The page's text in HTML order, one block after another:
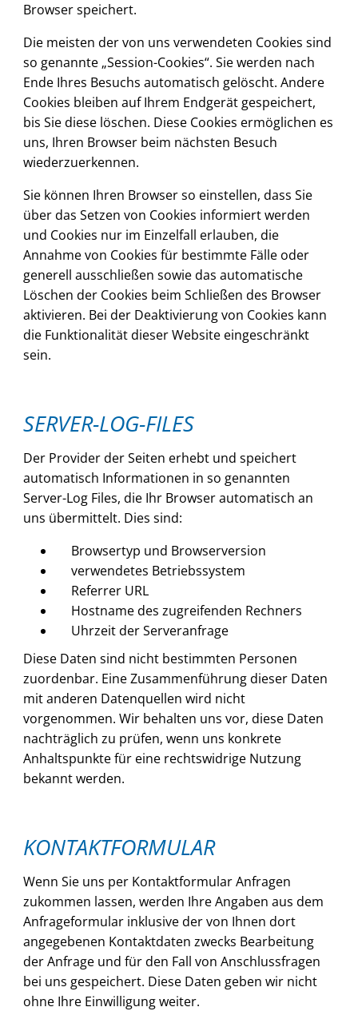
Browser speichert.
Die meisten der von uns verwendeten Cookies sind
so genannte „Session-Cookies“. Sie werden nach
Ende Ihres Besuchs automatisch gelöscht. Andere
Cookies bleiben auf Ihrem Endgerät gespeichert,
bis Sie diese löschen. Diese Cookies ermöglichen es
uns, Ihren Browser beim nächsten Besuch
wiederzuerkennen.
Sie können Ihren Browser so einstellen, dass Sie
über das Setzen von Cookies informiert werden
und Cookies nur im Einzelfall erlauben, die
Annahme von Cookies für bestimmte Fälle oder
generell ausschließen sowie das automatische
Löschen der Cookies beim Schließen des Browser
aktivieren. Bei der Deaktivierung von Cookies kann
die Funktionalität dieser Website eingeschränkt
sein.
SERVER-LOG-FILES
Der Provider der Seiten erhebt und speichert
automatisch Informationen in so genannten
Server-Log Files, die Ihr Browser automatisch an
uns übermittelt. Dies sind:
Browsertyp und Browserversion
verwendetes Betriebssystem
Referrer URL
Hostname des zugreifenden Rechners
Uhrzeit der Serveranfrage
Diese Daten sind nicht bestimmten Personen
zuordenbar. Eine Zusammenführung dieser Daten
mit anderen Datenquellen wird nicht
vorgenommen. Wir behalten uns vor, diese Daten
nachträglich zu prüfen, wenn uns konkrete
Anhaltspunkte für eine rechtswidrige Nutzung
bekannt werden.
KONTAKTFORMULAR
Wenn Sie uns per Kontaktformular Anfragen
zukommen lassen, werden Ihre Angaben aus dem
Anfrageformular inklusive der von Ihnen dort
angegebenen Kontaktdaten zwecks Bearbeitung
der Anfrage und für den Fall von Anschlussfragen
bei uns gespeichert. Diese Daten geben wir nicht
ohne Ihre Einwilligung weiter.